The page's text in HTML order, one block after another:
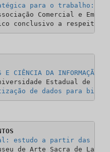
para o trabalho:
Comercial e
conclusivo a respeito
E CIÊNCIA DA
Estadual de
de dados para
estudo a partir das
de Arte Sacra de